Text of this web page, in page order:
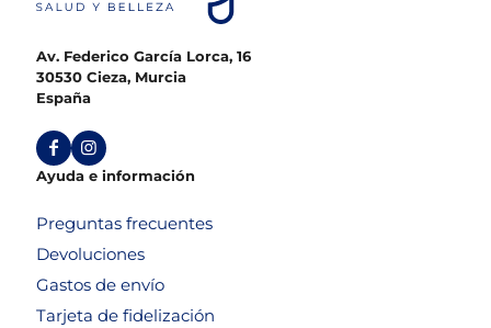
Av. Federico García Lorca, 16
30530 Cieza, Murcia
España
Ayuda e información
Preguntas frecuentes
Devoluciones
Gastos de envío
Tarjeta de fidelización